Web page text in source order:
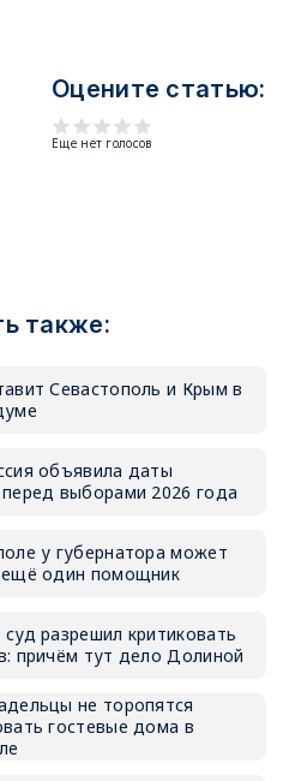
Оцените статью:
Еще нет голосов
также:
Севастополь и Крым в
объявила даты
выборами 2026 года
у губернатора может
ещё один помощник
разрешил критиковать
причём тут дело Долиной
не торопятся
гостевые дома в